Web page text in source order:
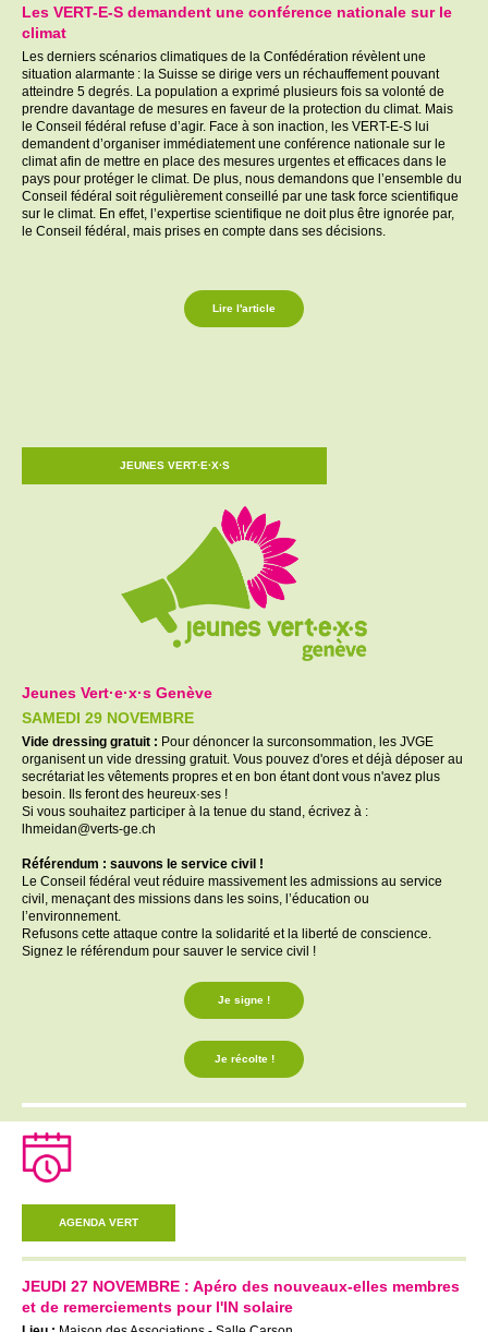
Les VERT-E-S demandent une conférence nationale sur le
climat
Les derniers scénarios climatiques de la Confédération révèlent une
situation alarmante : la Suisse se dirige vers un réchauffement pouvant
atteindre 5 degrés. La population a exprimé plusieurs fois sa volonté de
prendre davantage de mesures en faveur de la protection du climat. Mais
le Conseil fédéral refuse d’agir. Face à son inaction, les VERT-E-S lui
demandent d’organiser immédiatement une conférence nationale sur le
climat afin de mettre en place des mesures urgentes et efficaces dans le
pays pour protéger le climat. De plus, nous demandons que l’ensemble du
Conseil fédéral soit régulièrement conseillé par une task force scientifique
sur le climat. En effet, l’expertise scientifique ne doit plus être ignorée par,
le Conseil fédéral, mais prises en compte dans ses décisions.
Lire l'article
JEUNES VERT·E·X·S
Jeunes Vert·e·x·s Genève
SAMEDI 29 NOVEMBRE
Vide dressing gratuit : Pour dénoncer la surconsommation, les JVGE
organisent un vide dressing gratuit. Vous pouvez d'ores et déjà déposer au
secrétariat les vêtements propres et en bon étant dont vous n'avez plus
besoin. Ils feront des heureux·ses !
Si vous souhaitez participer à la tenue du stand, écrivez à :
lhmeidan@verts-ge.ch
Référendum : sauvons le service civil !
Le Conseil fédéral veut réduire massivement les admissions au service
civil, menaçant des missions dans les soins, l’éducation ou
l’environnement.
Refusons cette attaque contre la solidarité et la liberté de conscience.
Signez le référendum pour sauver le service civil !
Je signe !
Je récolte !
AGENDA VERT
JEUDI 27 NOVEMBRE : Apéro des nouveaux-elles membres
et de remerciements pour l'IN solaire